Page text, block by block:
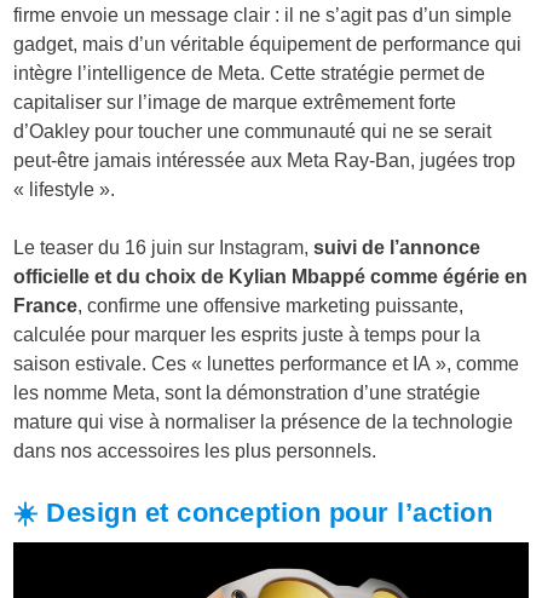
firme envoie un message clair : il ne s’agit pas d’un simple
gadget, mais d’un véritable équipement de performance qui
intègre l’intelligence de Meta. Cette stratégie permet de
capitaliser sur l’image de marque extrêmement forte
d’Oakley pour toucher une communauté qui ne se serait
peut-être jamais intéressée aux Meta Ray-Ban, jugées trop
« lifestyle ».
Le teaser du 16 juin sur Instagram, suivi de l’annonce
officielle et du choix de Kylian Mbappé comme égérie en
France, confirme une offensive marketing puissante,
calculée pour marquer les esprits juste à temps pour la
saison estivale. Ces « lunettes performance et IA », comme
les nomme Meta, sont la démonstration d’une stratégie
mature qui vise à normaliser la présence de la technologie
dans nos accessoires les plus personnels.
☀️ Design et conception pour l’action